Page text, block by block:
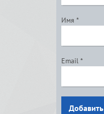
Имя *
Email *
Добавить